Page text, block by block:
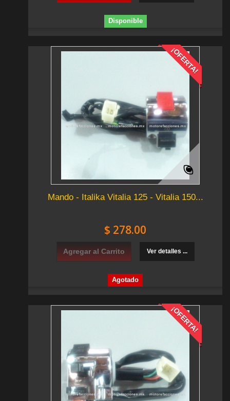
Disponible
¡OFERTA!
Mando - Italika Vitalia 125 - Vitalia 150...
$ 278.00
Agregar al Carrito Ver detalles ...
Agotado
¡OFERTA!